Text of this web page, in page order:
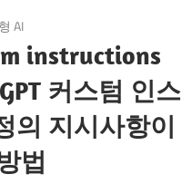
AI
instructions
커스텀 인스
의 지시사항이
법